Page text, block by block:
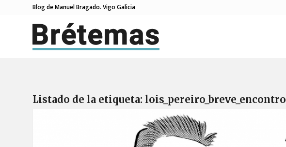
Blog de Manuel Bragado. Vigo Galicia
Listado de la etiqueta: lois_pereiro_breve_encontro